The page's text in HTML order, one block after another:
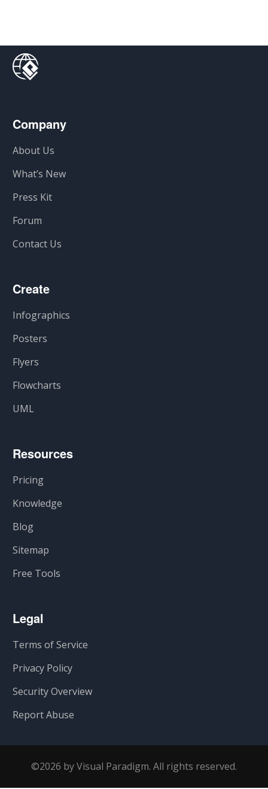
Company
About Us
What’s New
Press Kit
Forum
Contact Us
Create
Infographics
Posters
Flyers
Flowcharts
UML
Resources
Pricing
Knowledge
Blog
Sitemap
Free Tools
Legal
Terms of Service
Privacy Policy
Security Overview
Report Abuse
©2026 by Visual Paradigm. All rights reserved.